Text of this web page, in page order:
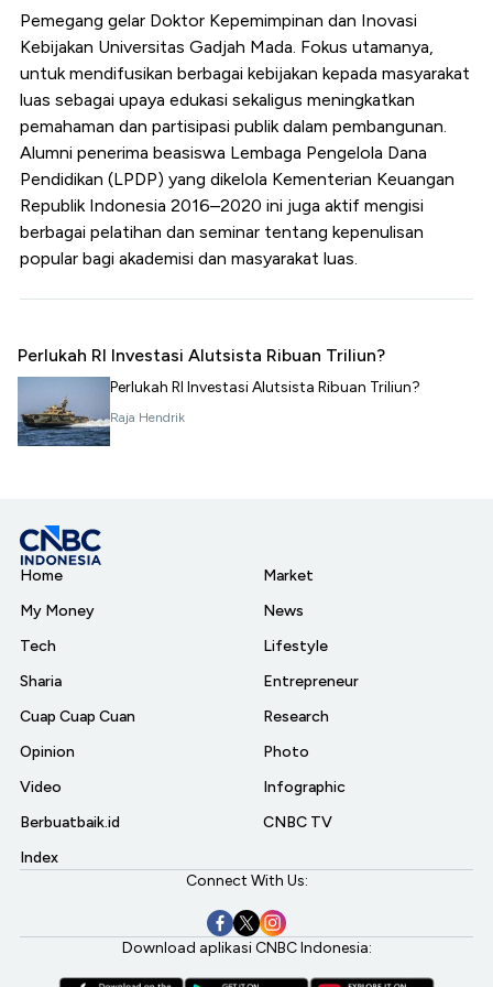
Pemegang gelar Doktor Kepemimpinan dan Inovasi
Kebijakan Universitas Gadjah Mada. Fokus utamanya,
untuk mendifusikan berbagai kebijakan kepada masyarakat
luas sebagai upaya edukasi sekaligus meningkatkan
pemahaman dan partisipasi publik dalam pembangunan.
Alumni penerima beasiswa Lembaga Pengelola Dana
Pendidikan (LPDP) yang dikelola Kementerian Keuangan
Republik Indonesia 2016–2020 ini juga aktif mengisi
berbagai pelatihan dan seminar tentang kepenulisan
popular bagi akademisi dan masyarakat luas.
Perlukah RI Investasi Alutsista Ribuan Triliun?
Perlukah RI Investasi Alutsista Ribuan Triliun?
Raja Hendrik
Home
My Money
Tech
Sharia
Cuap Cuap Cuan
Opinion
Video
Berbuatbaik.id
Index
Market
News
Lifestyle
Entrepreneur
Research
Photo
Infographic
CNBC TV
Connect With Us:
Download aplikasi CNBC Indonesia: